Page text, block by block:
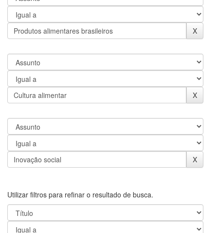
Utilizar filtros para refinar o resultado de busca.